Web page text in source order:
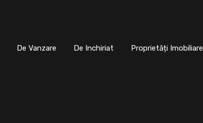
De Vanzare De Inchiriat Proprietăți Imobiliare